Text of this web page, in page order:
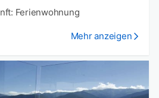
Ferienwohnung
Mehr anzeigen